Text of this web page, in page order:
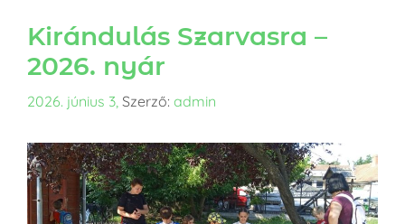
Kirándulás Szarvasra –
2026. nyár
2026. június 3, Szerző: admin